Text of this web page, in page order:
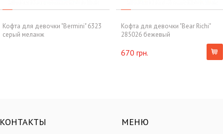
Кофта для девочки "Bermini" 6323
серый меланж
Кофта для девочки "Bear Richi"
285026 бежевый
670 грн.
КОНТАКТЫ МЕНЮ